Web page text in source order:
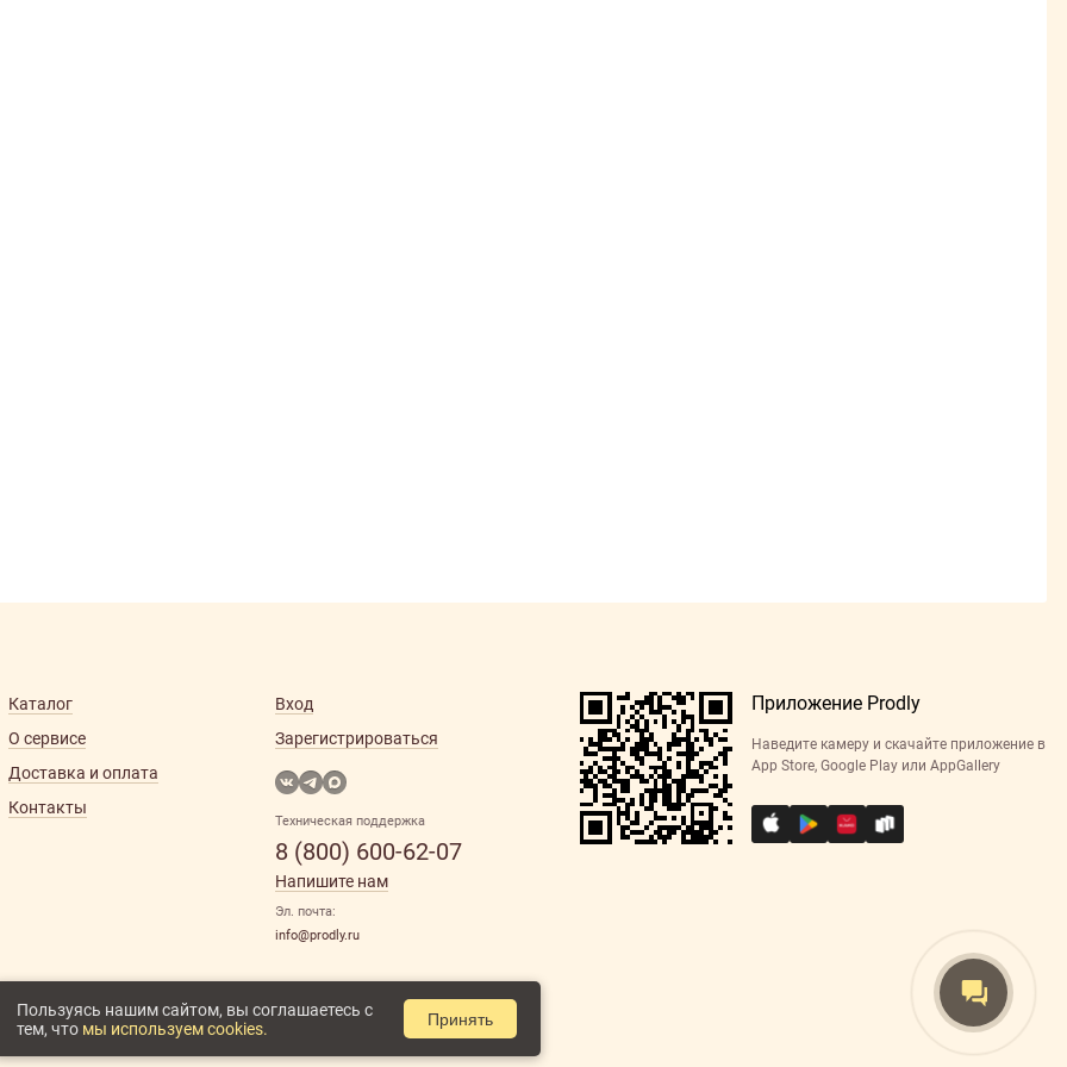
Пользуясь нашим сайтом, вы соглашаетесь с
тем, что мы используем cookies. Принять
Каталог
О сервисе
Доставка и оплата
Контакты
Вход
Зарегистрироваться
Техническая поддержка
8 (800) 600-62-07
Напишите нам
Эл. почта:
info@prodly.ru
Приложение Prodly
Наведите камеру и скачайте приложение в
App Store, Google Play или AppGallery